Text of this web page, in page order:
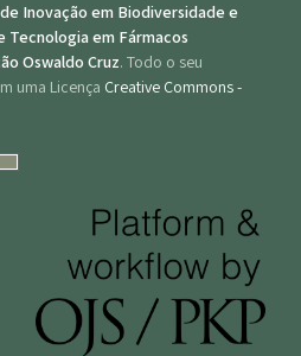
Inovação em Biodiversidade e
Tecnologia em Fármacos
Oswaldo Cruz. Todo o seu
uma Licença Creative Commons -